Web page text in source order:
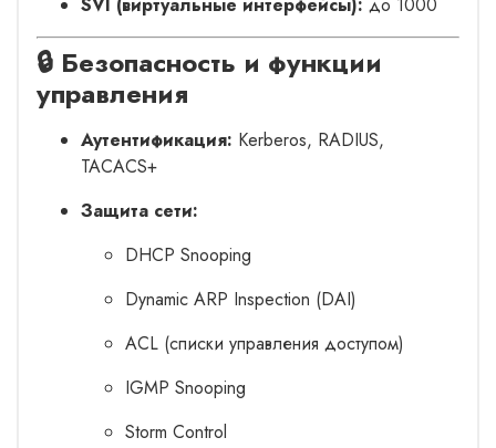
🔒 Безопасность и функции
управления
Аутентификация: Kerberos, RADIUS,
TACACS+
Защита сети:
DHCP Snooping
Dynamic ARP Inspection (DAI)
ACL (списки управления доступом)
IGMP Snooping
Storm Control